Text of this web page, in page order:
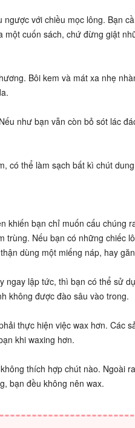
với chiều mọc lông. Bạn
một cuốn sách, chứ đừng giật
Bôi kem và mát xa nhẹ
như bạn vẫn còn bỏ sót lác
có thể làm sạch bất kì chút
khiến bạn chỉ muốn cấu chúng
trùng. Nếu bạn có những chiếc
dùng một miếng náp, hay
ngay lập tức, thì bạn có thể sử
không được đào sâu vào trong.
thực hiện việc wax hơn. Các
khi waxing hơn.
thích hợp chút nào. Ngoài
bạn đều không nên wax.